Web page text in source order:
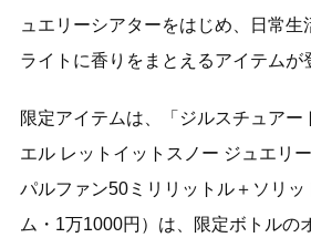
ュエリーシアターをはじめ、日常生
ライトに香りをまとえるアイテムが
限定アイテムは、「ジルスチュアー
エル レットイットスノー ジュエリ
パルファン50ミリリットル＋ソリッ
ム・1万1000円）は、限定ボトルの